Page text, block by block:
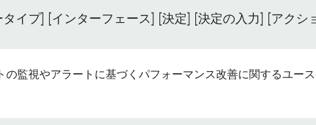
イプ] [インターフェース] [決定] [決定の入力] [アクシ
の監視やアラートに基づくパフォーマンス改善に関するユー